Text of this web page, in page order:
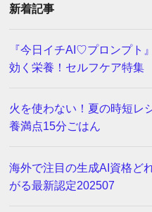
新着記事
『今日イチAI♡プロンプト
効く栄養！セルフケア特集
火を使わない！夏の時短レ
養満点15分ごはん
海外で注目の生成AI資格ど
がる最新認定202507